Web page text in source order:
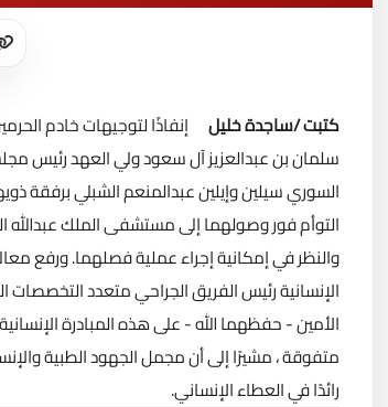
كتبت /ساجدة خليل
إنفاذًا لتوجيهات خادم
سلمان بن عبدالعزيز آل سعود ولي العهد رئيس
السوري سيلين وإيلين عبدالمنعم الشبلي برفقة
التوأم فور وصولهما إلى مستشفى الملك عبدالله
والنظر في إمكانية إجراء عملية فصلهما. ورفع
الإنسانية رئيس الفريق الجراحي متعدد التخصصات
الأمين - حفظهما الله - على هذه المبادرة
متفوقة ، مشيرًا إلى أن مجمل الجهود الطبية
رائدًا في العطاء الإنساني.